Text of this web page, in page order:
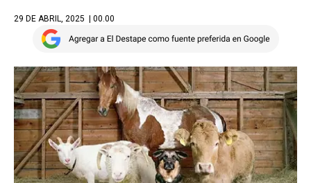
29 DE ABRIL, 2025 | 00.00